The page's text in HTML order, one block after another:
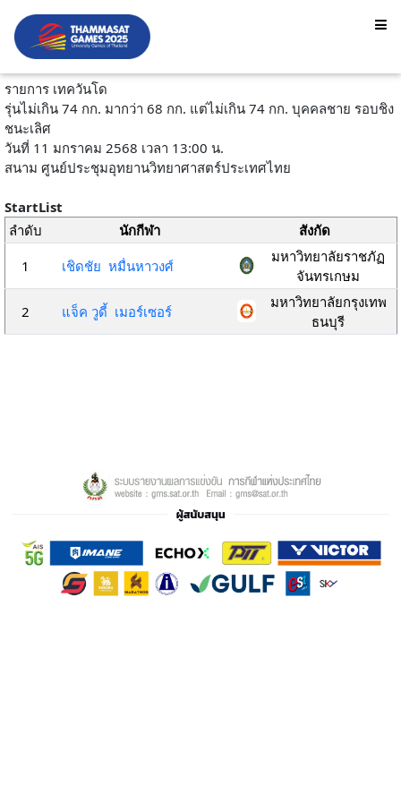
รายการ เทควันโด
รุ่นไม่เกิน 74 กก. มากว่า 68 กก. แต่ไม่เกิน 74 กก. บุคคลชาย รอบชิง
ชนะเลิศ
วันที่ 11 มกราคม 2568 เวลา 13:00 น.
สนาม ศูนย์ประชุมอุทยานวิทยาศาสตร์ประเทศไทย
StartList
ลำดับ
นักกีฬา
สังกัด
1
เชิดชัย หมื่นหาวงศ์
มหาวิทยาลัยราชภัฏ
จันทรเกษม
2
แจ็ค วูดี้ เมอร์เซอร์
มหาวิทยาลัยกรุงเทพ
ธนบุรี